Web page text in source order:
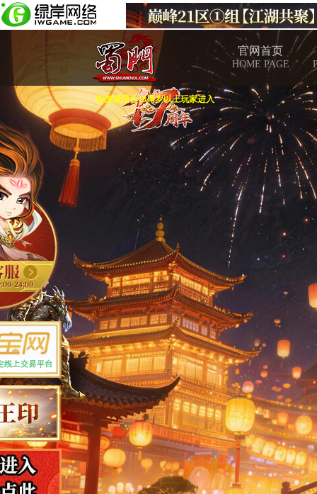
官网首页
HOME PAGE
本游戏适合18周岁以上玩家进入